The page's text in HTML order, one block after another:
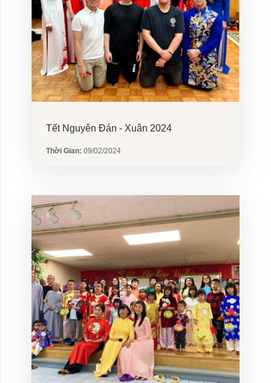
Tết Nguyên Đán - Xuân 2024
Thời Gian: 09/02/2024